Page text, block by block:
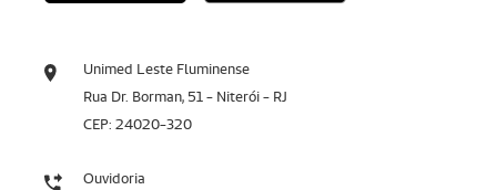
Unimed Leste Fluminense
Rua Dr. Borman, 51 - Niterói - RJ
CEP: 24020-320
Ouvidoria